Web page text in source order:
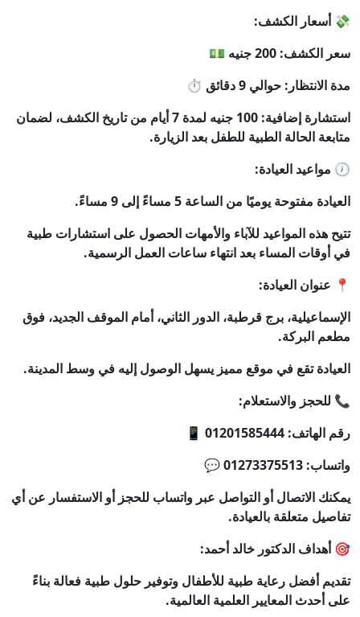
💸 أسعار الكشف:
سعر الكشف: 200 جنيه 💵
مدة الانتظار: حوالي 9 دقائق ⏱️
استشارة إضافية: 100 جنيه لمدة 7 أيام من تاريخ الكشف، لضمان
متابعة الحالة الطبية للطفل بعد الزيارة.
🕖 مواعيد العيادة:
العيادة مفتوحة يوميًا من الساعة 5 مساءً إلى 9 مساءً.
تتيح هذه المواعيد للآباء والأمهات الحصول على استشارات طبية
في أوقات المساء بعد انتهاء ساعات العمل الرسمية.
📍 عنوان العيادة:
الإسماعيلية، برج قرطبة، الدور الثاني، أمام الموقف الجديد، فوق
مطعم البركة.
العيادة تقع في موقع مميز يسهل الوصول إليه في وسط المدينة.
📞 للحجز والاستعلام:
رقم الهاتف: 01201585444 📱
واتساب: 01273375513 💬
يمكنك الاتصال أو التواصل عبر واتساب للحجز أو الاستفسار عن أي
تفاصيل متعلقة بالعيادة.
🎯 أهداف الدكتور خالد أحمد:
تقديم أفضل رعاية طبية للأطفال وتوفير حلول طبية فعالة بناءً
على أحدث المعايير العلمية العالمية.